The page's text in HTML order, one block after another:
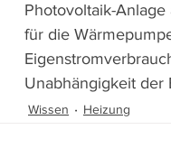
Photovoltaik-
für die
Unabhängigkeit der
Wissen Heizung